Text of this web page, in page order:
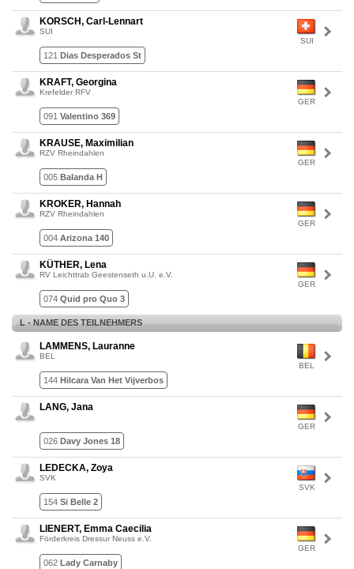
SUI
KORSCH, Carl-Lennart
SUI
121 Dias Desperados St
GER
KRAFT, Georgina
Krefelder RFV
091 Valentino 369
GER
KRAUSE, Maximilian
RZV Rheindahlen
005 Balanda H
GER
KROKER, Hannah
RZV Rheindahlen
004 Arizona 140
GER
KÜTHER, Lena
RV Leichttrab Geestenseth u.U. e.V.
074 Quid pro Quo 3
L - NAME DES TEILNEHMERS
BEL
LAMMENS, Lauranne
BEL
144 Hilcara Van Het Vijverbos
GER
LANG, Jana
026 Davy Jones 18
SVK
LEDECKA, Zoya
SVK
154 Si Belle 2
GER
LIENERT, Emma Caecilia
Förderkreis Dressur Neuss e.V.
062 Lady Carnaby